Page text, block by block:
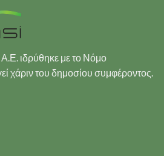
ιδρύθηκε με το Νόμο
χάριν του δημοσίου συμφέροντος.